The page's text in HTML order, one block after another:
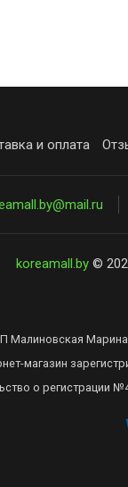
и оплата
koreamall.by©
Малиновская Марина
магазин
о регистрации